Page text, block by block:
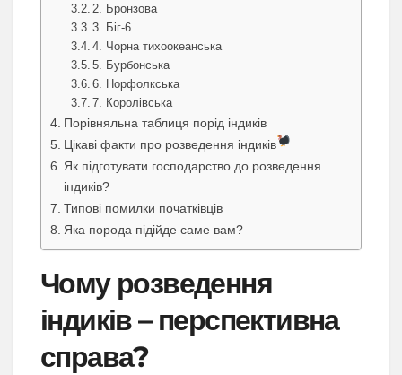
2. Бронзова
3. Біг-6
4. Чорна тихоокеанська
5. Бурбонська
6. Норфолкська
7. Королівська
Порівняльна таблиця порід індиків
Цікаві факти про розведення індиків
Як підготувати господарство до розведення
індиків?
Типові помилки початківців
Яка порода підійде саме вам?
Чому розведення
індиків – перспективна
справа?